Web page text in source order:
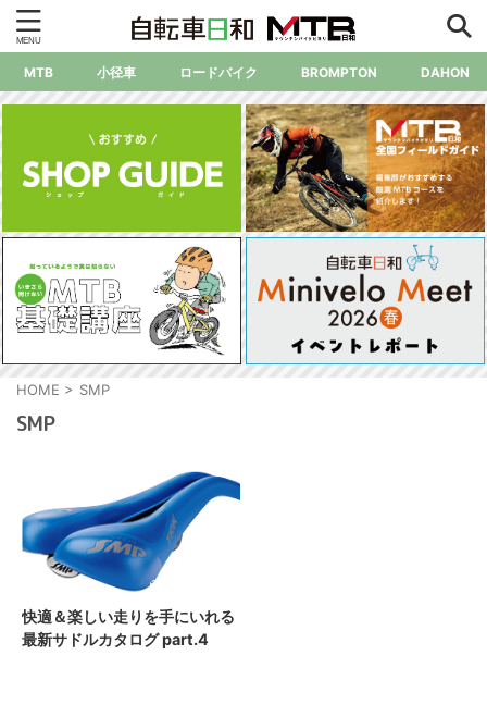
MTB 小径車 ロードバイク BROMPTON DAHON
HOME > SMP
SMP
快適＆楽しい走りを手にいれる
最新サドルカタログ part.4